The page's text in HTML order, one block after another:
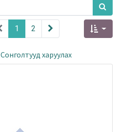
1 2
Сонголтууд харуулах